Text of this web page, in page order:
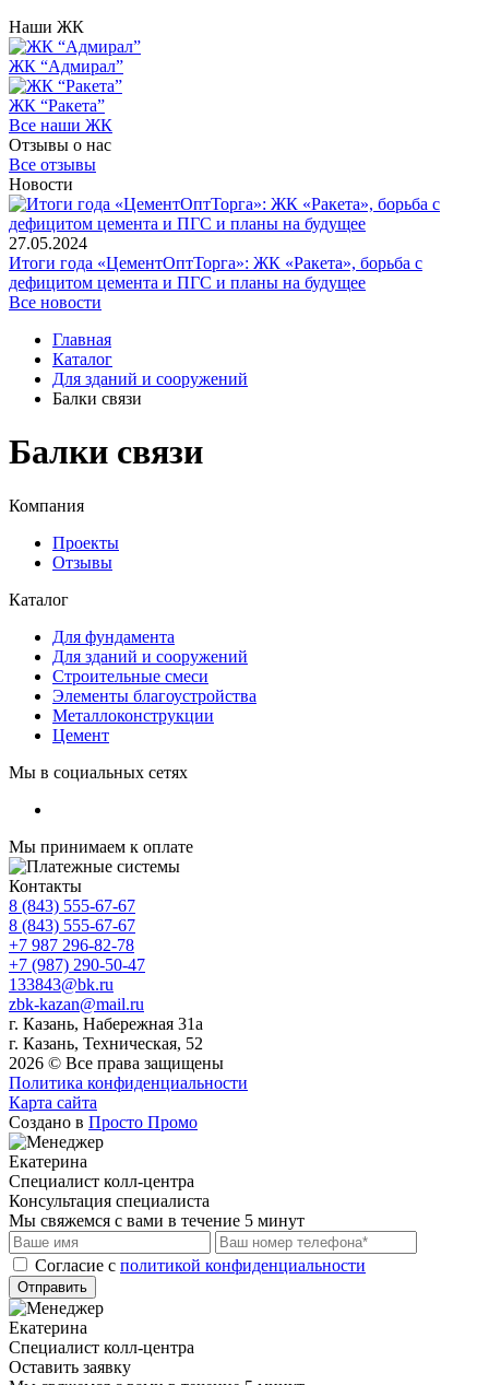
Наши ЖК
ЖК “Адмирал”
ЖК “Ракета”
Все наши ЖК
Отзывы о нас
Все отзывы
Новости
27.05.2024
Итоги года «ЦементОптТорга»: ЖК «Ракета», борьба с
дефицитом цемента и ПГС и планы на будущее
Все новости
Главная
Каталог
Для зданий и сооружений
Балки связи
Балки связи
Компания
Проекты
Отзывы
Каталог
Для фундамента
Для зданий и сооружений
Строительные смеси
Элементы благоустройства
Металлоконструкции
Цемент
Мы в социальных сетях
Мы принимаем к оплате
Контакты
8 (843) 555-67-67
8 (843) 555-67-67
+7 987 296-82-78
+7 (987) 290-50-47
133843@bk.ru
zbk-kazan@mail.ru
г. Казань, Набережная 31а
г. Казань, Техническая, 52
2026 © Все права защищены
Политика конфиденциальности
Карта сайта
Создано в Просто Промо
Екатерина
Специалист колл-центра
Консультация специалиста
Мы свяжемся с вами в течение 5 минут
Cогласие с политикой конфиденциальности
Отправить
Екатерина
Специалист колл-центра
Оставить заявку